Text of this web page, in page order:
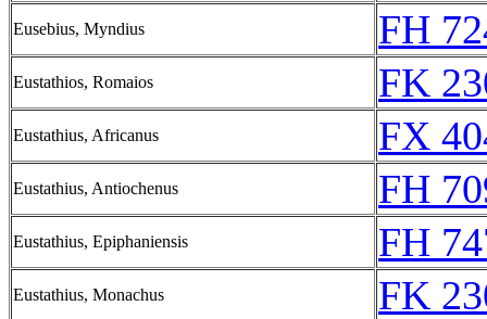
Eusebius, Myndius FH
Eustathios, Romaios FK
Eustathius, Africanus FX
Eustathius, Antiochenus FH
Eustathius, Epiphaniensis FH
Eustathius, Monachus FK